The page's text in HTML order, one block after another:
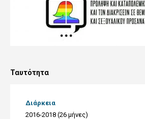
Ταυτότητα
Διάρκεια
2016-2018 (26 μήνες)